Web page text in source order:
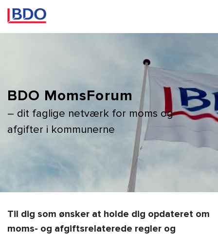
BDO MomsForum
– dit faglige netværk for moms og
afgifter i kommunerne
Til dig som ønsker at holde dig opdateret om
moms- og afgiftsrelaterede regler og